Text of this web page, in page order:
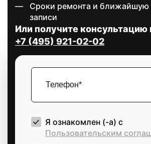
Сроки ремонта и ближайшую
записи
Или получите консультацию
+7 (495) 921-02-02
Я ознакомлен (-а) с
Пользовательским